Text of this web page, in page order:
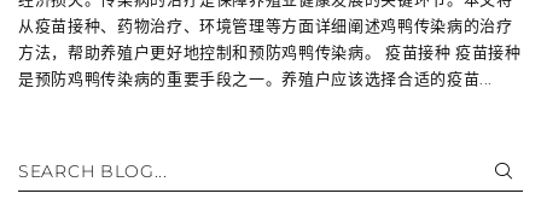
从疫苗接种、药物治疗、环境管理等方面详细阐述鸡鸭传染病的治疗
方法，帮助养殖户更好地控制和预防鸡鸭传染病。 疫苗接种 疫苗接种
是预防鸡鸭传染病的重要手段之一。养殖户应该选择合适的疫苗...
SEARCH BLOG...